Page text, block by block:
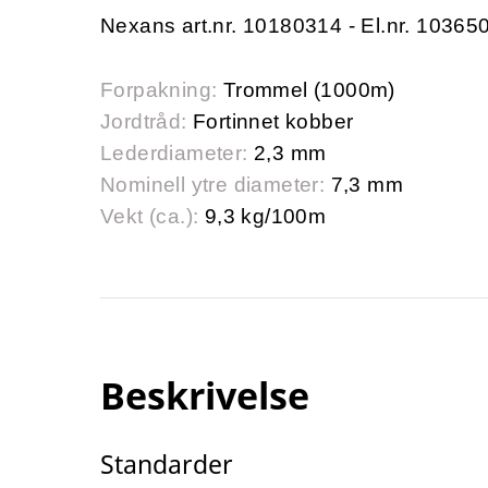
Nexans art.nr. 10180314 - El.nr.
Forpakning: Trommel (1000m)
Jordtråd: Fortinnet kobber
Lederdiameter: 2,3 mm
Nominell ytre diameter: 7,3 mm
Vekt (ca.): 9,3 kg/100m
Beskrivelse
Standarder